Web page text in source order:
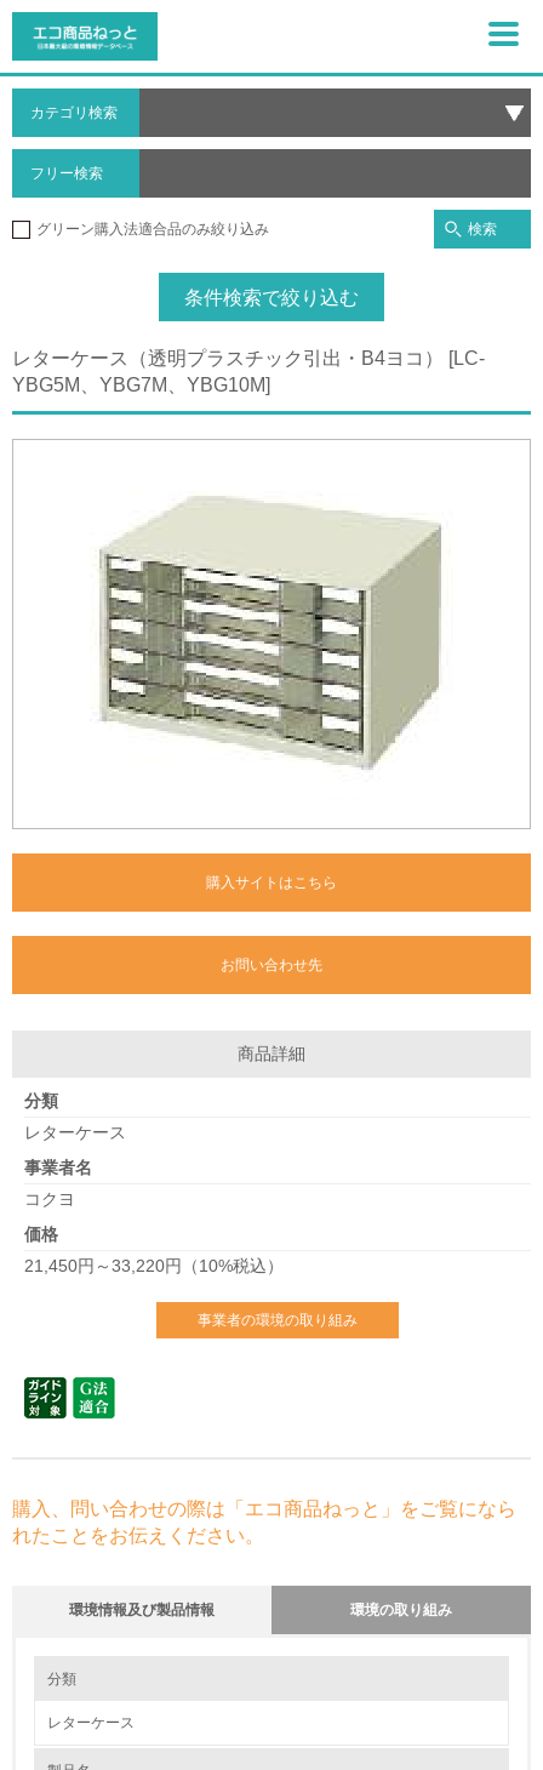
カテゴリ検索
フリー検索
グリーン購入法適合品のみ絞り込み 検索
条件検索で絞り込む
レターケース（透明プラスチック引出・B4ヨコ） [LC-
YBG5M、YBG7M、YBG10M]
購入サイトはこちら
お問い合わせ先
商品詳細
分類
レターケース
事業者名
コクヨ
価格
21,450円～33,220円（10%税込）
事業者の環境の取り組み
購入、問い合わせの際は「エコ商品ねっと」をご覧になら
れたことをお伝えください。
環境情報及び製品情報 環境の取り組み
1.環境取り組み体制
分類
レターケース